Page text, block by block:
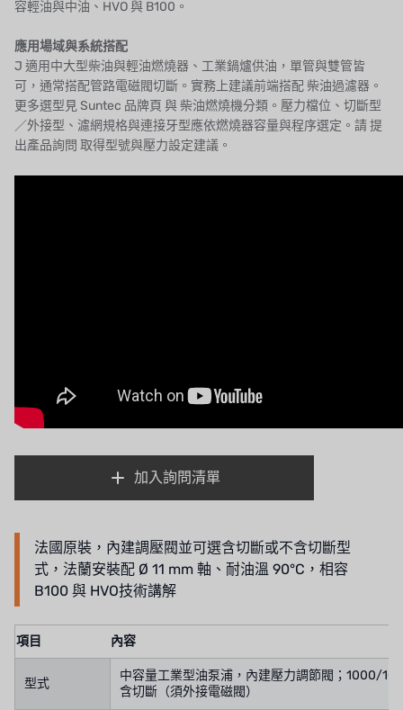
國產
EGO
KATO
LECIP
NIPPON
WL
CASH ACME
RUNXIN
容輕油與中油、HVO 與 B100。
應用場域與系統搭配
J 適用中大型柴油與輕油燃燒器、工業鍋爐供油，單管與雙管皆
可，通常搭配管路電磁閥切斷。實務上建議前端搭配柴油過濾器 。
更多選型見Suntec 品牌頁 與柴油燃燒機分類 。壓力檔位、切斷型
／外接型、濾網規格與連接牙型應依燃燒器容量與程序選定。請提
出產品詢問 取得型號與壓力設定建議。
加入詢問清單
法國原裝，內建調壓閥並可選含切斷或不含切斷型
式，法蘭安裝配 Ø 11 mm 軸、耐油溫 90°C，相容
B100 與 HVO技術講解
項目 內容
型式
中容量工業型油泵浦，內建壓力調節閥；1000/
含切斷（須外接電磁閥）